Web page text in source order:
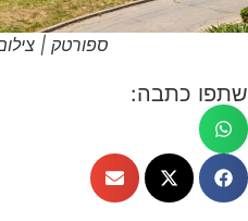
ספורטק |
שתפו כתבה: